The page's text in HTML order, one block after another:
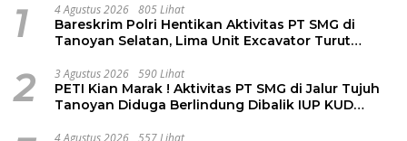
1 4 Agustus 2026 805 Lihat
Bareskrim Polri Hentikan Aktivitas PT SMG di
Tanoyan Selatan, Lima Unit Excavator Turut
2 3 Agustus 2026 590 Lihat
PETI Kian Marak ! Aktivitas PT SMG di Jalur Tujuh
Tanoyan Diduga Berlindung Dibalik IUP KUD
4 Agustus 2026 557 Lihat